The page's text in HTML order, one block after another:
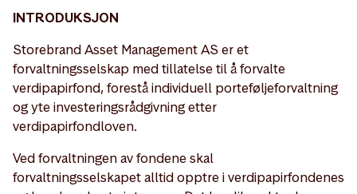
INTRODUKSJON
Storebrand Asset Management AS er et
forvaltningsselskap med tillatelse til å forvalte
verdipapirfond, forestå individuell porteføljeforvaltning
og yte investeringsrådgivning etter
verdipapirfondloven.
Ved forvaltningen av fondene skal
forvaltningsselskapet alltid opptre i verdipapirfondenes